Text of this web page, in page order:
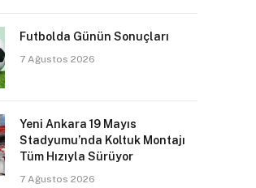
Futbolda Günün Sonuçları
7 Ağustos 2026
Yeni Ankara 19 Mayıs
Stadyumu’nda Koltuk Montajı
Tüm Hızıyla Sürüyor
7 Ağustos 2026